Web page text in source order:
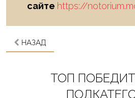
сайте https://
НАЗАД
ТОП